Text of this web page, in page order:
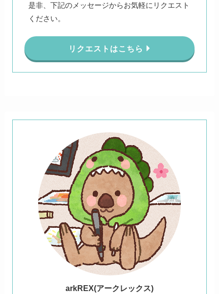
是非、下記のメッセージからお気軽にリクエスト
ください。
リクエストはこちら
arkREX(アークレックス)